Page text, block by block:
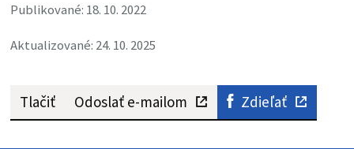
Publikované: 18. 10. 2022
Aktualizované: 24. 10. 2025
Tlačiť Odoslať e-mailom Zdieľať